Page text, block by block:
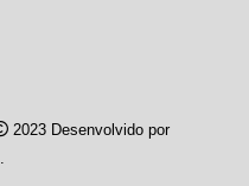
2023 Desenvolvido por